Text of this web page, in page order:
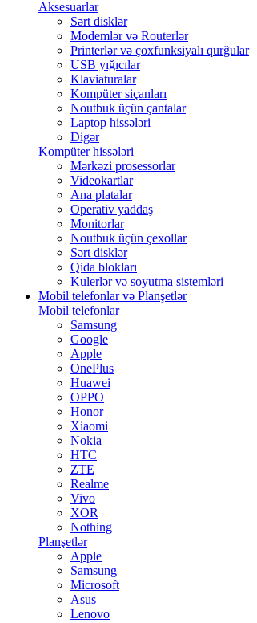
Aksesuarlar
Sərt disklər
Modemlər və Routerlər
Printerlər və çoxfunksiyalı qurğular
USB yığıcılar
Klaviaturalar
Kompüter siçanları
Noutbuk üçün çantalar
Laptop hissələri
Digər
Kompüter hissələri
Mərkəzi prosessorlar
Videokartlar
Ana platalar
Operativ yaddaş
Monitorlar
Noutbuk üçün çexollar
Sərt disklər
Qida blokları
Kulerlər və soyutma sistemləri
Mobil telefonlar və Planşetlər
Mobil telefonlar
Samsung
Google
Apple
OnePlus
Huawei
OPPO
Honor
Xiaomi
Nokia
HTC
ZTE
Realme
Vivo
XOR
Nothing
Planşetlər
Apple
Samsung
Microsoft
Asus
Lenovo